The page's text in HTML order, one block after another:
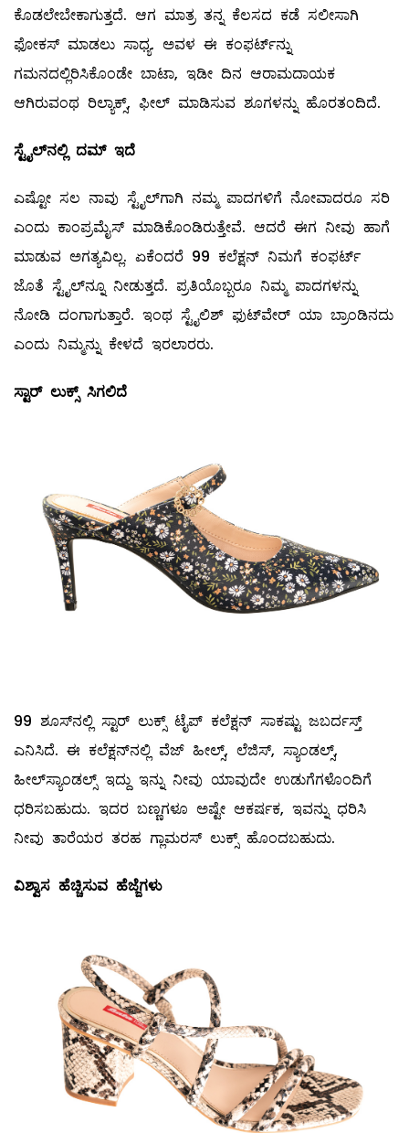
ಕೊಡಲೇಬೇಕಾಗುತ್ತದೆ. ಆಗ ಮಾತ್ರ ತನ್ನ ಕೆಲಸದ ಕಡೆ ಸಲೀಸಾಗಿ
ಫೋಕಸ್‌ ಮಾಡಲು ಸಾಧ್ಯ. ಅವಳ ಈ ಕಂಫರ್ಟ್‌ನ್ನು
ಗಮನದಲ್ಲಿರಿಸಿಕೊಂಡೇ ಬಾಟಾ, ಇಡೀ ದಿನ ಆರಾಮದಾಯಕ
ಆಗಿರುವಂಥ ರಿಲ್ಯಾಕ್ಸ್, ಫೀಲ್ ‌ಮಾಡಿಸುವ ಶೂಗಳನ್ನು ಹೊರತಂದಿದೆ.
ಸ್ಟೈಲ್‌‌ನಲ್ಲಿ ದಮ್ ಇದೆ
ಎಷ್ಟೋ ಸಲ ನಾವು ಸ್ಟೈಲ್‌ಗಾಗಿ ನಮ್ಮ ಪಾದಗಳಿಗೆ ನೋವಾದರೂ ಸರಿ
ಎಂದು ಕಾಂಪ್ರಮೈಸ್‌ ಮಾಡಿಕೊಂಡಿರುತ್ತೇವೆ. ಆದರೆ ಈಗ ನೀವು ಹಾಗೆ
ಮಾಡುವ ಅಗತ್ಯವಿಲ್ಲ. ಏಕೆಂದರೆ 99 ಕಲೆಕ್ಷನ್‌ ನಿಮಗೆ ಕಂಫರ್ಟ್‌
ಜೊತೆ ಸ್ಟೈಲ್‌‌ನ್ನೂ ನೀಡುತ್ತದೆ. ಪ್ರತಿಯೊಬ್ಬರೂ ನಿಮ್ಮ ಪಾದಗಳನ್ನು
ನೋಡಿ ದಂಗಾಗುತ್ತಾರೆ. ಇಂಥ ಸ್ಟೈಲಿಶ್‌ ಫುಟ್‌ವೇರ್‌ ಯಾ ಬ್ರಾಂಡಿನದು
ಎಂದು ನಿಮ್ಮನ್ನು ಕೇಳದೆ ಇರಲಾರರು.
ಸ್ಟಾರ್‌ ಲುಕ್ಸ್ ಸಿಗಲಿದೆ
99 ಶೂಸ್‌ನಲ್ಲಿ ಸ್ಟಾರ್‌ ಲುಕ್ಸ್ ಟೈಪ್‌ ಕಲೆಕ್ಷನ್‌ ಸಾಕಷ್ಟು ಜಬರ್ದಸ್ತ್
ಎನಿಸಿದೆ. ಈ ಕಲೆಕ್ಷನ್‌ನಲ್ಲಿ ವೆಜ್‌ ಹೀಲ್ಸ್, ಲೆಜಿಸ್‌, ಸ್ಯಾಂಡಲ್ಸ್,
ಹೀಲ್‌ಸ್ಯಾಂಡಲ್ಸ್ ಇದ್ದು ಇನ್ನು ನೀವು ಯಾವುದೇ ಉಡುಗೆಗಳೊಂದಿಗೆ
ಧರಿಸಬಹುದು. ಇದರ ಬಣ್ಣಗಳೂ ಅಷ್ಟೇ ಆಕರ್ಷಕ, ಇವನ್ನು ಧರಿಸಿ
ನೀವು ತಾರೆಯರ ತರಹ ಗ್ಲಾಮರಸ್‌ ಲುಕ್ಸ್ ಹೊಂದಬಹುದು.
ವಿಶ್ವಾಸ ಹೆಚ್ಚಿಸುವ ಹೆಜ್ಜೆಗಳು